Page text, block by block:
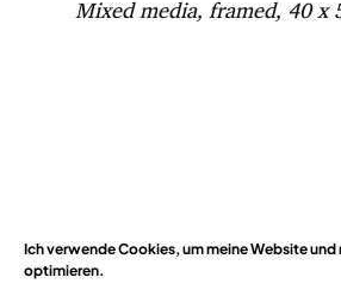
Ich verwende Cookies, um meine Website und
optimieren.
Mixed media, framed, 40 x